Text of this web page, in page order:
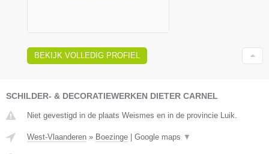
BEKIJK VOLLEDIG PROFIEL
SCHILDER- & DECORATIEWERKEN DIETER CARNEL
Niet gevestigd in de plaats Weismes en in de provincie Luik.
West-Vlaanderen » Boezinge Google maps ▼